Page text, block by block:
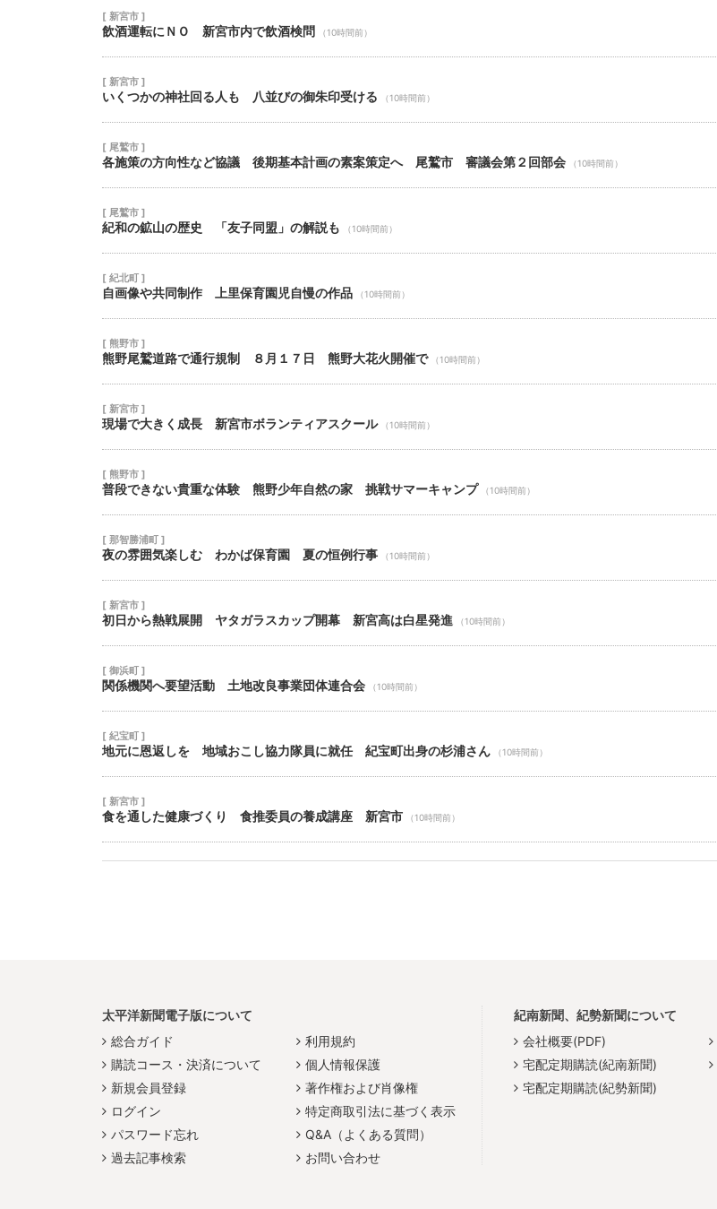
[ 新宮市 ]
飲酒運転にＮＯ 新宮市内で飲酒検問 （10時間前）
[ 新宮市 ]
いくつかの神社回る人も 八並びの御朱印受ける （10時間前）
[ 尾鷲市 ]
各施策の方向性など協議 後期基本計画の素案策定へ 尾鷲市 審議会第２回部会 （10時間前）
[ 尾鷲市 ]
紀和の鉱山の歴史 「友子同盟」の解説も （10時間前）
[ 紀北町 ]
自画像や共同制作 上里保育園児自慢の作品 （10時間前）
[ 熊野市 ]
熊野尾鷲道路で通行規制 ８月１７日 熊野大花火開催で （10時間前）
[ 新宮市 ]
現場で大きく成長 新宮市ボランティアスクール （10時間前）
[ 熊野市 ]
普段できない貴重な体験 熊野少年自然の家 挑戦サマーキャンプ （10時間前）
[ 那智勝浦町 ]
夜の雰囲気楽しむ わかば保育園 夏の恒例行事 （10時間前）
[ 新宮市 ]
初日から熱戦展開 ヤタガラスカップ開幕 新宮高は白星発進 （10時間前）
[ 御浜町 ]
関係機関へ要望活動 土地改良事業団体連合会 （10時間前）
[ 紀宝町 ]
地元に恩返しを 地域おこし協力隊員に就任 紀宝町出身の杉浦さん （10時間前）
[ 新宮市 ]
食を通した健康づくり 食推委員の養成講座 新宮市 （10時間前）
太平洋新聞電子版について
総合ガイド
購読コース・決済について
新規会員登録
ログイン
パスワード忘れ
過去記事検索
利用規約
個人情報保護
著作権および肖像権
特定商取引法に基づく表示
Q&A（よくある質問）
お問い合わせ
紀南新聞、紀勢新聞について
会社概要(PDF)
宅配定期購読(紀南新聞)
宅配定期購読(紀勢新聞)